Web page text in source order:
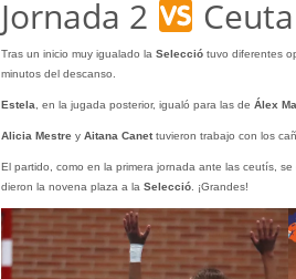
Jornada 2
Tras un inicio muy igualado la Selecciótuvo diferentes
minutos del descanso.
Estela , en la jugada posterior, igualó para las de Álex
Alicia Mestrey Aitana Canettuvieron trabajo con los
El partido, como en la primera jornada ante las ceutís,
dieron la novena plaza a la Selecció. ¡Grandes!